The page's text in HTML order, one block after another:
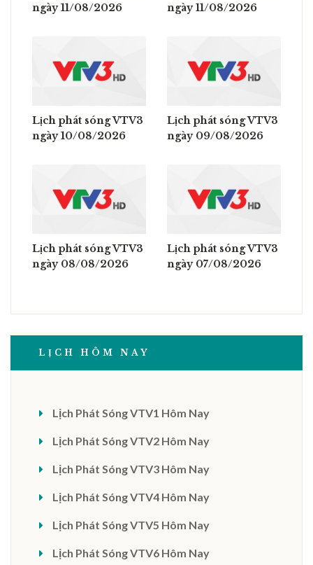
ngày 11/08/2026
ngày 11/08/2026
Lịch phát sóng VTV3
ngày 10/08/2026
Lịch phát sóng VTV3
ngày 09/08/2026
Lịch phát sóng VTV3
ngày 08/08/2026
Lịch phát sóng VTV3
ngày 07/08/2026
LỊCH HÔM NAY
Lịch Phát Sóng VTV1 Hôm Nay
Lịch Phát Sóng VTV2 Hôm Nay
Lịch Phát Sóng VTV3 Hôm Nay
Lịch Phát Sóng VTV4 Hôm Nay
Lịch Phát Sóng VTV5 Hôm Nay
Lịch Phát Sóng VTV6 Hôm Nay